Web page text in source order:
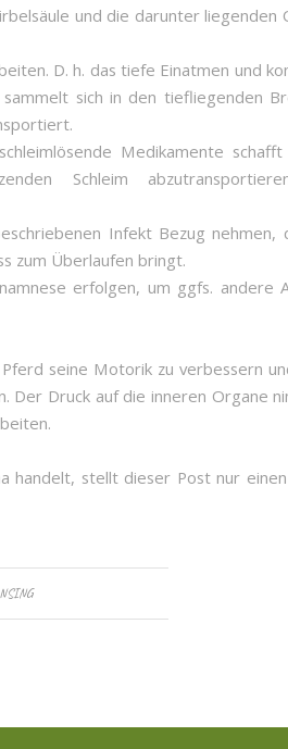
und die darunter liegenden
D. h. das tiefe Einatmen und
sich in den tiefliegenden
Medikamente
Schleim
Infekt Bezug nehmen,
zum Überlaufen bringt.
erfolgen, um ggfs. andere
seine Motorik zu verbessern
Der Druck auf die inneren Organe
handelt, stellt dieser Post nur